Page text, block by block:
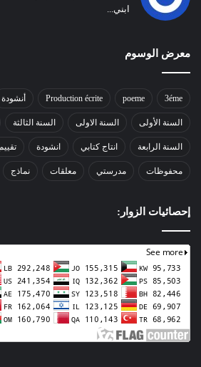
ابني...
معرض الوسوم
3éme
poeme
Production écrite أنشودة
السنة الأولى السنة الاولى السنة الثالثة
السنة الرابعة انتاج كتابي انشودة تقييم
محفوظات مدرستي معلقات نماذج
إحصائيات الزوار: